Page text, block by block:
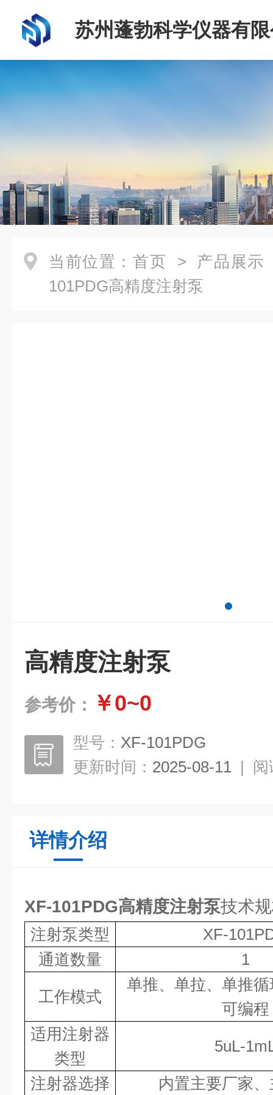
苏州蓬勃科学仪器有
当前位置： 首页 > 产品展示
101PDG高精度注射泵
高精度注射泵
参考价： ￥0~0
型号： XF-101PDG
更新时间： 2025-08-11 | 阅
详情介绍
XF-101PDG高精度注射泵技术
注射泵类型 XF-
通道数量
1
工作模式
单推、单拉、单推循
可编程
适用注射器
类型
5uL-1
注射器选择 内置主要厂家